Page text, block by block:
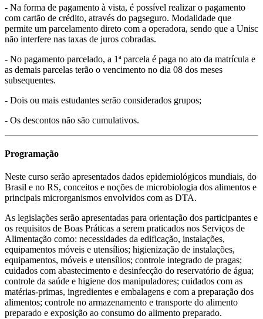
- Na forma de pagamento à vista, é possível realizar o pagamento
com cartão de crédito, através do pagseguro. Modalidade que
permite um parcelamento direto com a operadora, sendo que a Unisc
não interfere nas taxas de juros cobradas.
- No pagamento parcelado, a 1ª parcela é paga no ato da matrícula e
as demais parcelas terão o vencimento no dia 08 dos meses
subsequentes.
- Dois ou mais estudantes serão considerados grupos;
- Os descontos não são cumulativos.
Programação
Neste curso serão apresentados dados epidemiológicos mundiais, do
Brasil e no RS, conceitos e noções de microbiologia dos alimentos e
principais microrganismos envolvidos com as DTA.
As legislações serão apresentadas para orientação dos participantes e
os requisitos de Boas Práticas a serem praticados nos Serviços de
Alimentação como: necessidades da edificação, instalações,
equipamentos móveis e utensílios; higienização de instalações,
equipamentos, móveis e utensílios; controle integrado de pragas;
cuidados com abastecimento e desinfecção do reservatório de água;
controle da saúde e higiene dos manipuladores; cuidados com as
matérias-primas, ingredientes e embalagens e com a preparação dos
alimentos; controle no armazenamento e transporte do alimento
preparado e exposição ao consumo do alimento preparado.